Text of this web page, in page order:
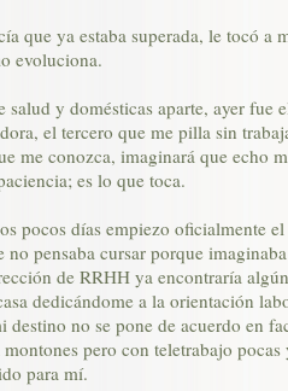
que ya estaba superada, le tocó a
evoluciona.
salud y domésticas aparte, ayer fue
el tercero que me pilla sin
me conozca, imaginará que echo
es lo que toca.
pocos días empiezo oficialmente
no pensaba cursar porque
de RRHH ya encontraría
dedicándome a la orientación
destino no se pone de acuerdo en
montones pero con teletrabajo
para mí.